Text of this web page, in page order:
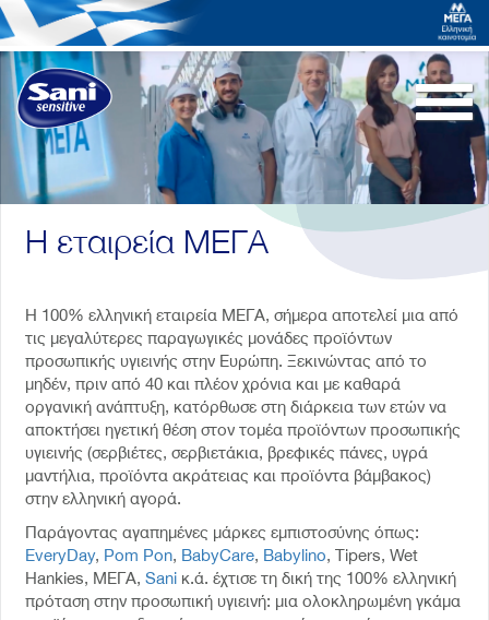
Η εταιρεία ΜΕΓΑ
Η 100% ελληνική εταιρεία ΜΕΓΑ, σήμερα αποτελεί μια από
τις μεγαλύτερες παραγωγικές μονάδες προϊόντων
προσωπικής υγιεινής στην Ευρώπη. Ξεκινώντας από το
μηδέν, πριν από 40 και πλέον χρόνια και με καθαρά
οργανική ανάπτυξη, κατόρθωσε στη διάρκεια των ετών να
αποκτήσει ηγετική θέση στον τομέα προϊόντων προσωπικής
υγιεινής (σερβιέτες, σερβιετάκια, βρεφικές πάνες, υγρά
μαντήλια, προϊόντα ακράτειας και προϊόντα βάμβακος)
στην ελληνική αγορά.
Παράγοντας αγαπημένες μάρκες εμπιστοσύνης όπως:
EveryDay, Pom Pon, BabyCare, Babylino, Tipers, Wet
Hankies, ΜΕΓΑ,Sani κ.ά. έχτισε τη δική της 100% ελληνική
πρόταση στην προσωπική υγιεινή: μια ολοκληρωμένη γκάμα